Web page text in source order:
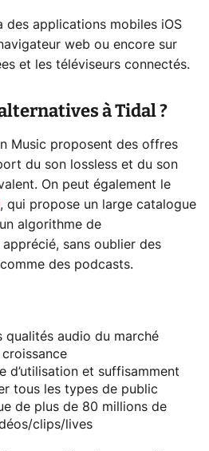
des applications mobiles iOS
web ou encore sur
et les téléviseurs connectés.
à Tidal ?
Music proposent des offres
du son lossless et du son
On peut également le
, qui propose un large catalogue
algorithme de
sans oublier des
des podcasts.
qualités audio du marché
d’utilisation et suffisamment
tous les types de public
de plus de 80 millions de
clips/lives